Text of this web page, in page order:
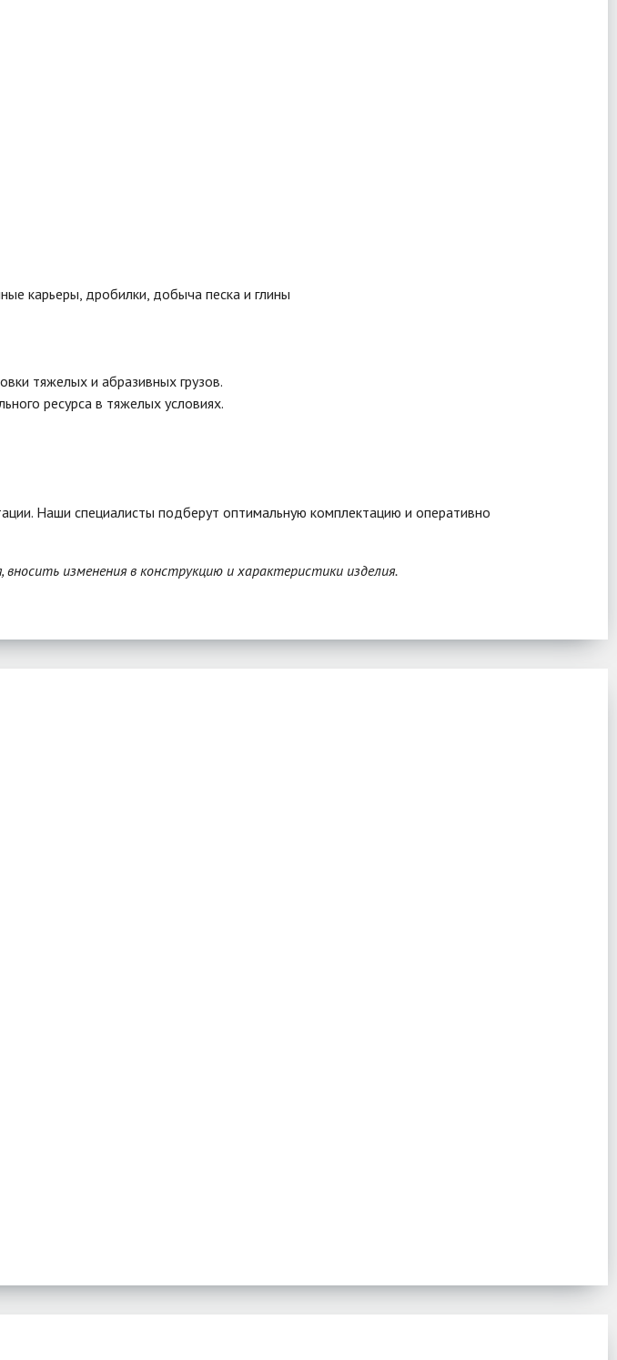
карьеры, дробилки, добыча песка и глины
тяжелых и абразивных грузов.
ресурса в тяжелых условиях.
Наши специалисты подберут оптимальную комплектацию и оперативно
изменения в конструкцию и характеристики изделия.